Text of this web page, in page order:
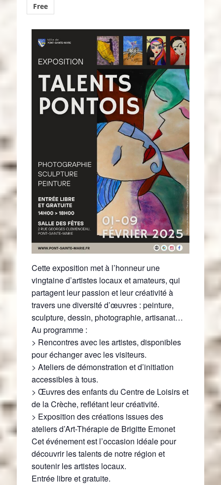
Free
Cette exposition met à l’honneur une
vingtaine d’artistes locaux et amateurs, qui
partagent leur passion et leur créativité à
travers une diversité d’œuvres : peinture,
sculpture, dessin, photographie, artisanat…
Au programme :
> Rencontres avec les artistes, disponibles
pour échanger avec les visiteurs.
> Ateliers de démonstration et d’initiation
accessibles à tous.
> Œuvres des enfants du Centre de Loisirs et
de la Crèche, reflétant leur créativité.
> Exposition des créations issues des
ateliers d’Art-Thérapie de Brigitte Emonet
Cet événement est l’occasion idéale pour
découvrir les talents de notre région et
soutenir les artistes locaux.
Entrée libre et gratuite.